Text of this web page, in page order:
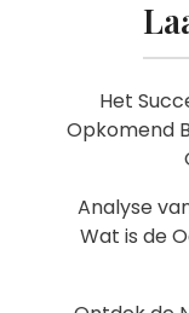
Het
Opkomend
Analyse
Wat is de